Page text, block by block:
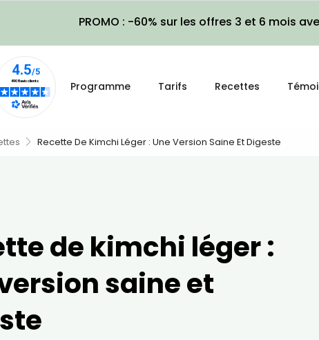
PROMO : -60% sur les offres 3 et 6 mois
Programme Tarifs Recettes
Recette De Kimchi Léger : Une Version Saine Et Digeste
de kimchi léger :
saine et